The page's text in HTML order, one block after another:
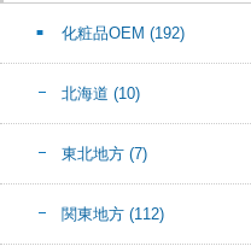
化粧品OEM (192)
北海道 (10)
東北地方 (7)
関東地方 (112)